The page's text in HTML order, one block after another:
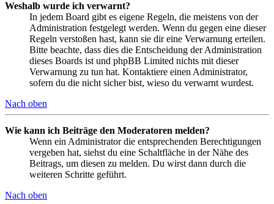
Weshalb wurde ich verwarnt?
In jedem Board gibt es eigene Regeln, die meistens von der
Administration festgelegt werden. Wenn du gegen eine dieser
Regeln verstoßen hast, kann sie dir eine Verwarnung erteilen.
Bitte beachte, dass dies die Entscheidung der Administration
dieses Boards ist und phpBB Limited nichts mit dieser
Verwarnung zu tun hat. Kontaktiere einen Administrator,
sofern du die nicht sicher bist, wieso du verwarnt wurdest.
Nach oben
Wie kann ich Beiträge den Moderatoren melden?
Wenn ein Administrator die entsprechenden Berechtigungen
vergeben hat, siehst du eine Schaltfläche in der Nähe des
Beitrags, um diesen zu melden. Du wirst dann durch die
weiteren Schritte geführt.
Nach oben